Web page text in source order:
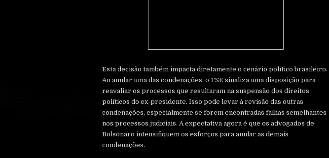
Esta decisão também impacta diretamente o cenário político brasileiro.
Ao anular uma das condenações, o TSE sinaliza uma disposição para
reavaliar os processos que resultaram na suspensão dos direitos
políticos do ex-presidente. Isso pode levar à revisão das outras
condenações, especialmente se forem encontradas falhas semelhantes
nos processos judiciais. A expectativa agora é que os advogados de
Bolsonaro intensifiquem os esforços para anular as demais
condenações.